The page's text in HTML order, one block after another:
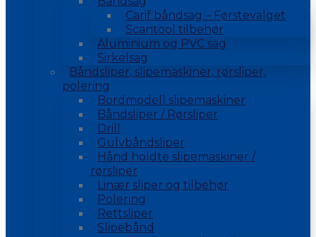
Carif båndsag – Førstevalget
Scantool tilbehør
Aluminium og PVC sag
Sirkelsag
Båndsliper, slipemaskiner, rørsliper,
polering
Bordmodell slipemaskiner
Båndsliper / Rørsliper
Drill
Gulvbåndsliper
Hånd holdte slipemaskiner /
rørsliper
Linær sliper og tilbehør
Polering
Rettsliper
Slipebånd